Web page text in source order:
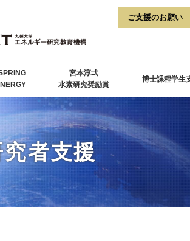
宮本淳弌
水素研究奨励賞
博士課程学生
者支援